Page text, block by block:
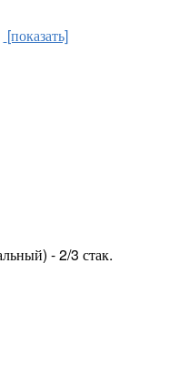
[показать]
- 2/3 стак.